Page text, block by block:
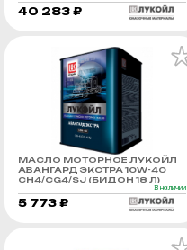
40 283 ₽
МАСЛО МОТОРНОЕ ЛУКОЙЛ
АВАНГАРД ЭКСТРА 10W-40
CH4/CG4/SJ (БИДОН 18 Л)
В наличии
5 773 ₽